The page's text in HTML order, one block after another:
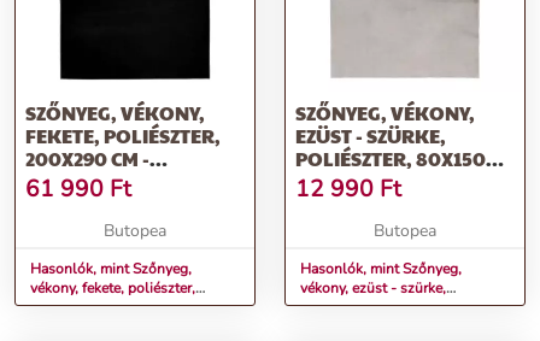
SZŐNYEG, VÉKONY,
FEKETE, POLIÉSZTER,
200X290 CM -
AMBERLYN
61 990 Ft
Butopea
Hasonlók, mint Szőnyeg,
vékony, fekete, poliészter,
200x290 cm - AMBERLYN
SZŐNYEG, VÉKONY,
EZÜST - SZÜRKE,
POLIÉSZTER, 80X150
CM - AMBERLYN
12 990 Ft
Butopea
Hasonlók, mint Szőnyeg,
vékony, ezüst - szürke,
poliészter, 80x150 cm -